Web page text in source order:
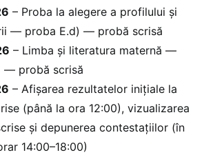
– Proba la alegere a profilului și
— proba E.d) — probă scrisă
– Limba și literatura maternă —
— probă scrisă
– Afișarea rezultatelor inițiale la
(până la ora 12:00), vizualizarea
și depunerea contestațiilor (în
14:00–18:00)